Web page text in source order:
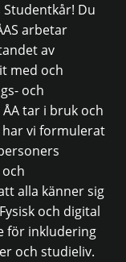
Studentkår! Du
arbetar
av
med och
och
tar i bruk och
har vi formulerat
alla känner sig
och digital
för inkludering
och studieliv.